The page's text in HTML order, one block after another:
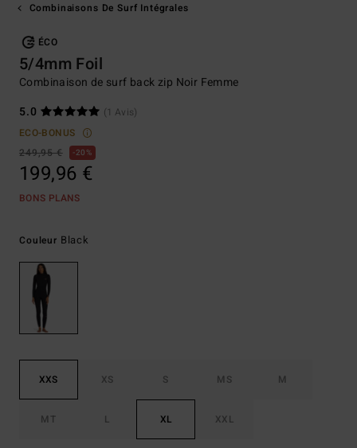
Combinaisons De Surf Intégrales
ÉCO
5/4mm Foil
Combinaison de surf back zip Noir Femme
5.0
(1 Avis)
ECO-BONUS
249,95 €
20%
199,96 €
BONS PLANS
Couleur Black
XXS XS S MS M
MT L XL XXL